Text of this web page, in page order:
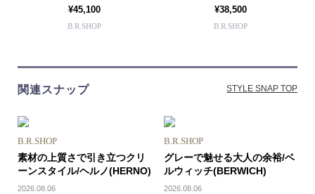
¥45,100
B.R.SHOP
¥38,500
B.R.SHOP
関連スナップ STYLE SNAP TOP
B.R.SHOP
素材の上質さで引き立つクリ
ーンスタイル/ヘルノ(HERNO)
2026.08.06
B.R.SHOP
グレーで魅せる大人の余裕/ベ
ルウィッチ(BERWICH)
2026.08.06